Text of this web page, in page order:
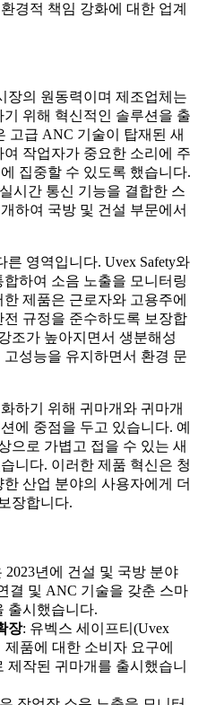
경적 책임 강화에 대한 업계
장의 원동력이며 제조업체는
위해 혁신적인 솔루션을 출
고급 ANC 기술이 탑재된 새
작업자가 중요한 소리에 주
집중할 수 있도록 했습니다.
시간 통신 기능을 결합한 스
하여 국방 및 건설 부문에서
영역입니다. Uvex Safety와
하여 소음 노출을 모니터링
제품은 근로자와 고용주에
규정을 준수하도록 보장합
조가 높아지면서 생분해성
성능을 유지하면서 환경 문
하기 위해 귀마개와 귀마개
에 중점을 두고 있습니다. 예
으로 가볍고 접을 수 있는 새
니다. 이러한 제품 혁신은 청
산업 분야의 사용자에게 더
장합니다.
2023년에 건설 및 국방 분야
결 및 ANC 기술을 갖춘 스마
출시했습니다.
장: 유벡스 세이프티(Uvex
품에 대한 소비자 요구에
제작된 귀마개를 출시했습니